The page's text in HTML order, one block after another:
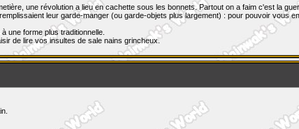
une révolution a lieu en cachette sous les bonnets. Partout on a faim c'est la
leur garde-manger (ou garde-objets plus largement) : pour pouvoir vous
une forme plus traditionnelle.
de lire vos insultes de sale nains grincheux.